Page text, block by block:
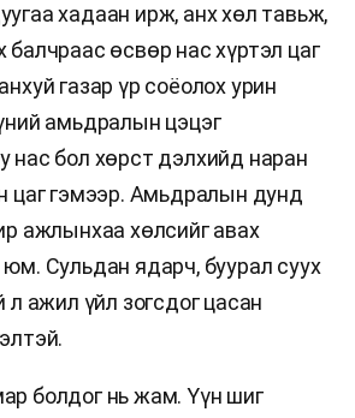
хадаан ирж, анх хөл тавьж,
балчраас өсвөр нас хүртэл цаг
газар үр соёолох урин
амьдралын цэцэг
нас бол хөрст дэлхийд наран
цаг гэмээр. Амьдралын дунд
ажлынхаа хөлсийг авах
Сульдан ядарч, буурал суух
л ажил үйл зогсдог цасан
болдог нь жам. Үүн шиг